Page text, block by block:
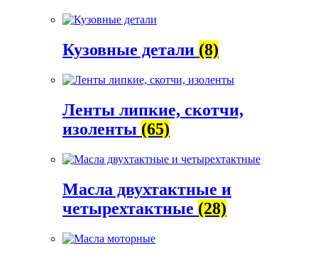
Кузовные детали (8)
Ленты липкие, скотчи,
изоленты (65)
Масла двухтактные и
четырехтактные (28)